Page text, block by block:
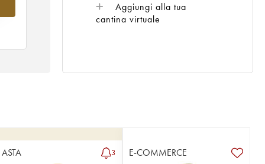
Aggiungi alla tua
cantina virtuale
ASTA 3 E-COMMERCE